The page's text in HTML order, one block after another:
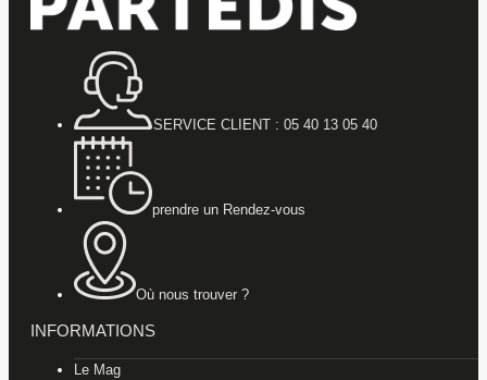
SERVICE CLIENT : 05 40 13 05 40
prendre un Rendez-vous
Où nous trouver ?
INFORMATIONS
Le Mag